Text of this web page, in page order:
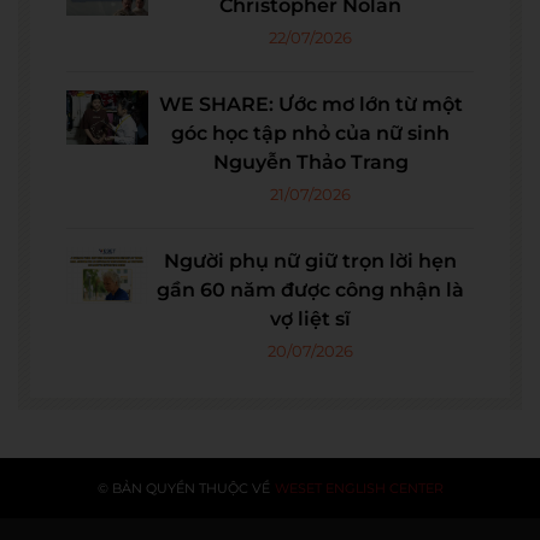
Christopher Nolan
22/07/2026
WE SHARE: Ước mơ lớn từ một
góc học tập nhỏ của nữ sinh
Nguyễn Thảo Trang
21/07/2026
Người phụ nữ giữ trọn lời hẹn
gần 60 năm được công nhận là
vợ liệt sĩ
20/07/2026
© BẢN QUYỀN THUỘC VỀ WESET ENGLISH CENTER